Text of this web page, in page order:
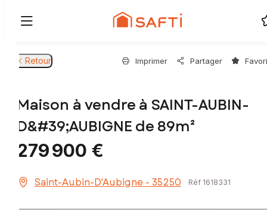
Retour Imprimer Partager
Maison à vendre à SAINT-AUBIN-
D&#39;AUBIGNE de 89m²
279 900 €
Saint-Aubin-D'Aubigne - 35250 Réf 1618331